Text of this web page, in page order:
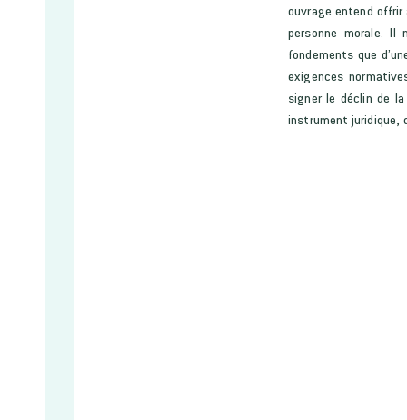
ouvrage entend
personne morale. Il
fondements que
exigences
signer le déclin de
instrument juridique,